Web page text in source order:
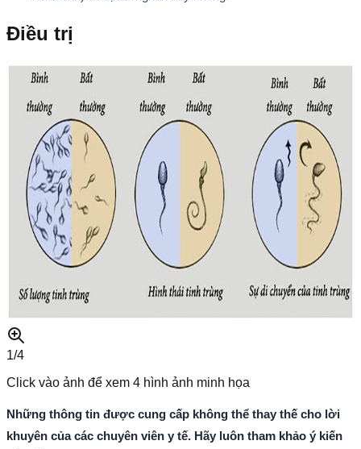
Điều trị
1/4
Click vào ảnh để xem 4 hình ảnh minh họa
Những thông tin được cung cấp không thể thay thế cho lời
khuyên của các chuyên viên y tế. Hãy luôn tham khảo ý kiến